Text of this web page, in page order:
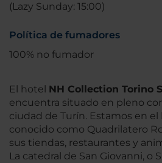
(Lazy Sunday: 15:00)
Política de fumadores
100% no fumador
El hotel NH Collection Torino
encuentra situado en pleno
ciudad de Turín. Estamos en
conocido como Quadrilatero
sus tiendas, restaurantes y
La catedral de San Giovanni, o